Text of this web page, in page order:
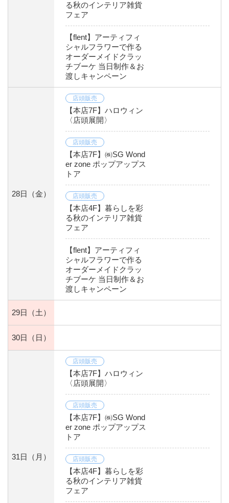
る秋のインテリア雑貨
フェア
【flent】アーティフィ
シャルフラワーで作る
オーダーメイドクラッ
チブーケ 当日制作＆お
渡しキャンペーン
28日 （金）
店頭販売
【本店7F】ハロウィン
〈店頭展開〉
店頭販売
【本店7F】㈱SG Wond
er zone ポップアップス
トア
店頭販売
【本店4F】暮らしを彩
る秋のインテリア雑貨
フェア
【flent】アーティフィ
シャルフラワーで作る
オーダーメイドクラッ
チブーケ 当日制作＆お
渡しキャンペーン
29日 （土）
30日 （日）
31日 （月）
店頭販売
【本店7F】ハロウィン
〈店頭展開〉
店頭販売
【本店7F】㈱SG Wond
er zone ポップアップス
トア
店頭販売
【本店4F】暮らしを彩
る秋のインテリア雑貨
フェア